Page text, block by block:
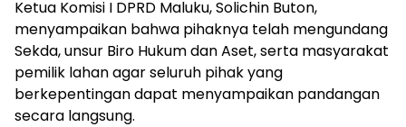
Ketua Komisi I DPRD Maluku, Solichin Buton,
menyampaikan bahwa pihaknya telah mengundang
Sekda, unsur Biro Hukum dan Aset, serta masyarakat
pemilik lahan agar seluruh pihak yang
berkepentingan dapat menyampaikan pandangan
secara langsung.